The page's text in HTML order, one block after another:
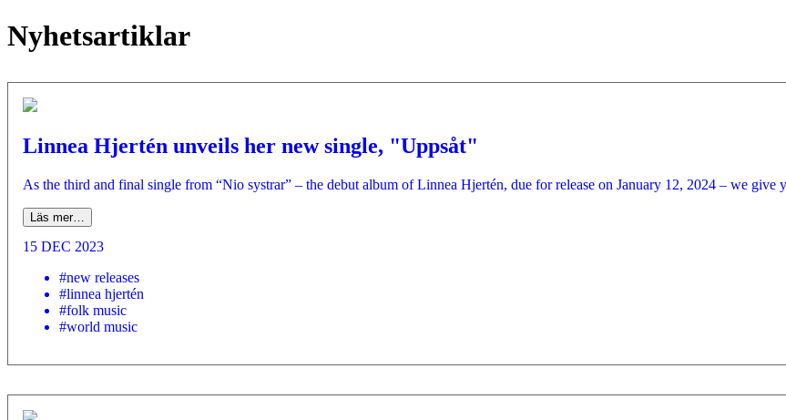
Nyhetsartiklar
Linnea Hjertén unveils her new single, "Uppsåt"
As the third and final single from “Nio systrar” – the debut album of Linnea Hjertén, due for release on January 12, 2024 – we give
Läs mer…
15 DEC 2023
#new releases
#linnea hjertén
#folk music
#world music